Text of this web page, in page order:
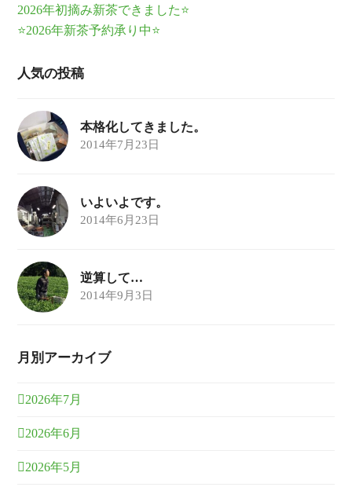
2026年初摘み新茶できました⭐
⭐2026年新茶予約承り中⭐
人気の投稿
本格化してきました。
2014年7月23日
いよいよです。
2014年6月23日
逆算して…
2014年9月3日
月別アーカイブ
2026年7月
2026年6月
2026年5月